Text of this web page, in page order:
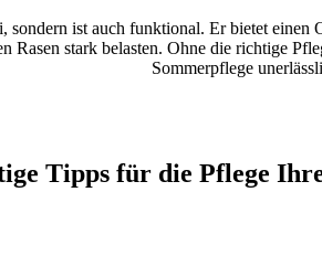
sondern ist auch funktional. Er bietet
Rasen stark belasten. Ohne die richtige
Sommerpflege
Tipps für die Pflege